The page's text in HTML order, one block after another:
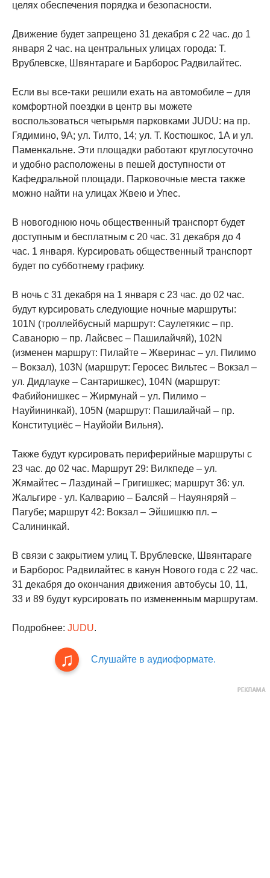
целях обеспечения порядка и безопасности.
Движение будет запрещено 31 декабря с 22 час. до 1
января 2 час. на центральных улицах города: Т.
Врублевске, Швянтараге и Барборос Радвилайтес.
Если вы все-таки решили ехать на автомобиле – для
комфортной поездки в центр вы можете
воспользоваться четырьмя парковками JUDU: на пр.
Гядимино, 9А; ул. Тилто, 14; ул. Т. Костюшкос, 1А и ул.
Паменкальне. Эти площадки работают круглосуточно
и удобно расположены в пешей доступности от
Кафедральной площади. Парковочные места также
можно найти на улицах Жвею и Упес.
В новогоднюю ночь общественный транспорт будет
доступным и бесплатным с 20 час. 31 декабря до 4
час. 1 января. Курсировать общественный транспорт
будет по субботнему графику.
В ночь с 31 декабря на 1 января с 23 час. до 02 час.
будут курсировать следующие ночные маршруты:
101N (троллейбусный маршрут: Саулетякис – пр.
Саванорю – пр. Лайсвес – Пашилайчяй), 102N
(изменен маршрут: Пилайте – Жверинас – ул. Пилимо
– Вокзал), 103N (маршрут: Геросес Вильтес – Вокзал –
ул. Дидлауке – Сантаришкес), 104N (маршрут:
Фабийонишкес – Жирмунай – ул. Пилимо –
Науйининкай), 105N (маршрут: Пашилайчай – пр.
Конституциёс – Науйойи Вильня).
Также будут курсировать периферийные маршруты с
23 час. до 02 час. Маршрут 29: Вилкпеде – ул.
Жямайтес – Лаздинай – Григишкес; маршрут 36: ул.
Жальгире - ул. Калварию – Балсяй – Науяняряй –
Пагубе; маршрут 42: Вокзал – Эйшишкю пл. –
Салининкай.
В связи с закрытием улиц Т. Врублевске, Швянтараге
и Барборос Радвилайтес в канун Нового года с 22 час.
31 декабря до окончания движения автобусы 10, 11,
33 и 89 будут курсировать по измененным маршрутам.
Подробнее: JUDU.
Слушайте в аудиоформате.